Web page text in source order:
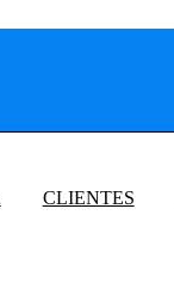
CLIENTES